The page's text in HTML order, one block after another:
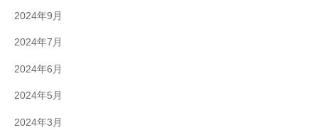
2024年9月
2024年7月
2024年6月
2024年5月
2024年3月